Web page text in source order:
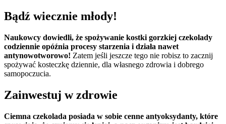
Bądź wiecznie młody!
Naukowcy dowiedli, że spożywanie kostki gorzkiej czekolady
codziennie opóźnia procesy starzenia i działa nawet
antynowotworowo! Zatem jeśli jeszcze tego nie robisz to zacznij
spożywać kosteczkę dziennie, dla własnego zdrowia i dobrego
samopoczucia.
Zainwestuj w zdrowie
Ciemna czekolada posiada w sobie cenne antyoksydanty, które